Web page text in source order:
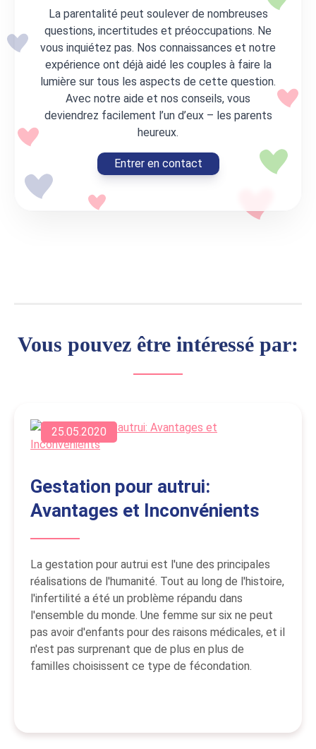
La parentalité peut soulever de nombreuses
questions, incertitudes et préoccupations. Ne
vous inquiétez pas. Nos connaissances et notre
expérience ont déjà aidé les couples à faire la
lumière sur tous les aspects de cette question.
Avec notre aide et nos conseils, vous
deviendrez facilement l’un d’eux – les parents
heureux.
Entrer en contact
Vous pouvez être intéressé par:
25.05.2020
Gestation pour autrui:
Avantages et Inconvénients
La gestation pour autrui est l'une des principales
réalisations de l'humanité. Tout au long de l'histoire,
l'infertilité a été un problème répandu dans
l'ensemble du monde. Une femme sur six ne peut
pas avoir d'enfants pour des raisons médicales, et il
n'est pas surprenant que de plus en plus de
familles choisissent ce type de fécondation.